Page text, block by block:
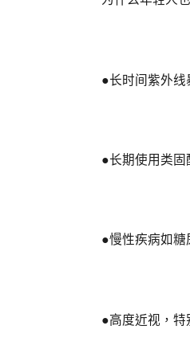
●长时间紫外线
●长期使用类
●慢性疾病如糖
●高度近视，特